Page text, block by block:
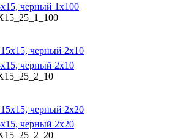
черный 1х100
черный 2х10
черный 2х20